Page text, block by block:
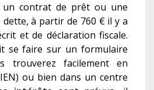
un contrat de prêt ou une
dette, à partir de 760 € il y a
et de déclaration fiscale.
se faire sur un formulaire
trouverez facilement en
ou bien dans un centre